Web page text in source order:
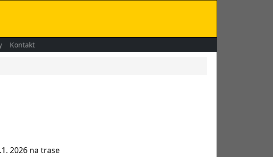
Kontakt
2026 na trase